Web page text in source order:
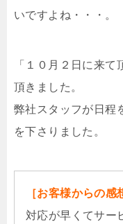
いですよね・・・。
「１０月２日に来
頂きました。
弊社スタッフが日程
を下さりました。
［お客様からの感
対応が早くてサー